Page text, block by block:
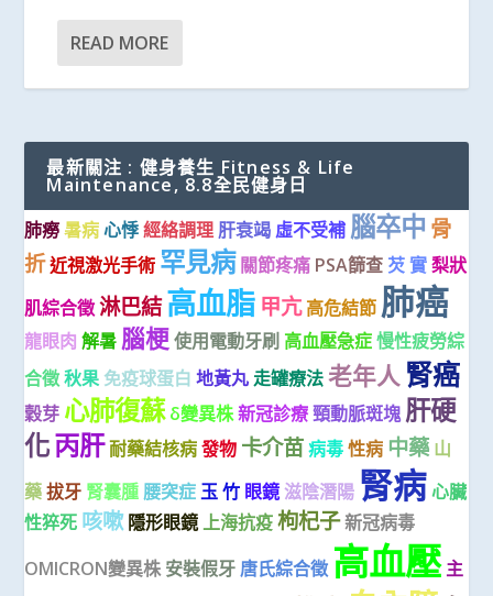
READ MORE
最新關注 : 健身養生 Fitness & Life
Maintenance, 8.8全民健身日
肺癆 暑病 心悸 經絡調理 肝衰竭 虛不受補 腦卒中 骨
折近視激光手術 罕見病 關節疼痛 PSA篩查 芡 實 梨狀
肌綜合徵淋巴結高血脂 甲亢 高危結節 肺癌
龍眼肉 解暑 腦梗 使用電動牙刷 高血壓急症 慢性疲勞綜
合徵 秋果 免疫球蛋白 地黃丸 走罐療法 老年人 腎癌
穀芽 心肺復蘇 δ變異株新冠診療 頸動脈斑塊 肝硬
化丙肝耐藥結核病 發物 卡介苗 病毒 性病 中藥 山
藥 拔牙 腎囊腫 腰突症 玉 竹 眼鏡滋陰潛陽 腎病 心臟
性猝死 咳嗽 隱形眼鏡上海抗疫 枸杞子新冠病毒
OMICRON變異株 安裝假牙 唐氏綜合徵 高血壓 主